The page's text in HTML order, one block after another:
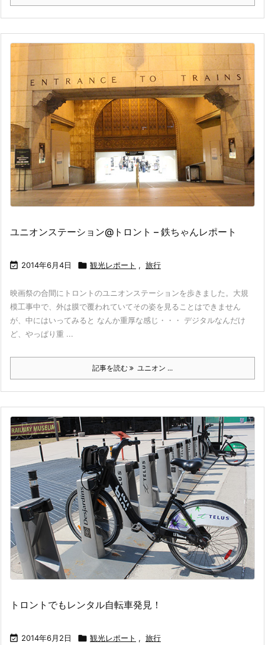
ユニオンステーション@トロント – 鉄ちゃんレポート
 2014年6月4日  観光レポート , 旅行
映画祭の合間にトロントのユニオンステーションを歩きました。大規
模工事中で、外は膜で覆われていてその姿を見ることはできません
が、中にはいってみると なんか重厚な感じ・・・ デジタルなんだけ
ど、やっぱり重 ...
記事を読む ユニオン ...
トロントでもレンタル自転車発見！
 2014年6月2日  観光レポート , 旅行